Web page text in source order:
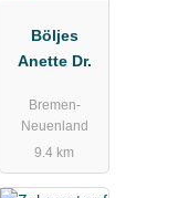
Böljes
Anette Dr.
Bremen-
Neuenland
9.4 km